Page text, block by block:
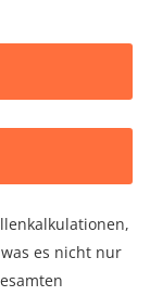
es nicht nur